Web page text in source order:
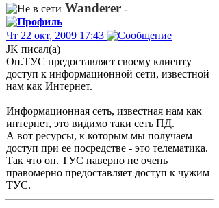
Wanderer -
Чт 22 окт, 2009 17:43
JK писал(а)
Оп.ТУС предоставляет своему клиенту
доступ к информационной сети, известной
нам как Интернет.
Информационная сеть, известная нам как
интернет, это видимо таки сеть ПД.
А вот ресурсы, к которым мы получаем
доступ при ее посредстве - это телематика.
Так что оп. ТУС наверно не очень
правомерно предоставляет доступ к чужим
ТУС.